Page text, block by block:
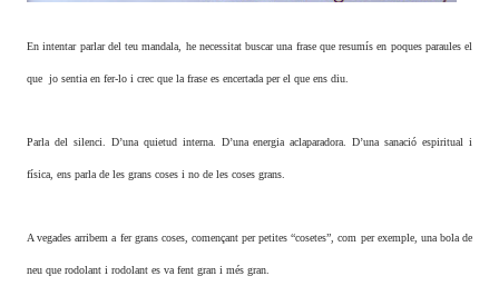
En intentar parlar del teu mandala, he necessitat buscar una frase que resumís en poques paraules el
que jo sentia en fer-lo i crec que la frase es encertada per el que ens diu.
Parla del silenci. D’una quietud interna. D’una energia aclaparadora. D’una sanació espiritual i
física, ens parla de les grans coses i no de les coses grans.
A vegades arribem a fer grans coses, començant per petites “cosetes”, com per exemple, una bola de
neu que rodolant i rodolant es va fent gran i més gran.